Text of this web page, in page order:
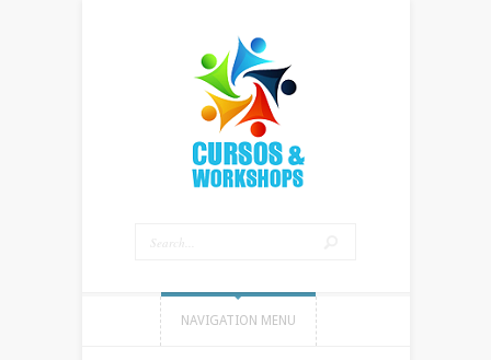
NAVIGATION MENU